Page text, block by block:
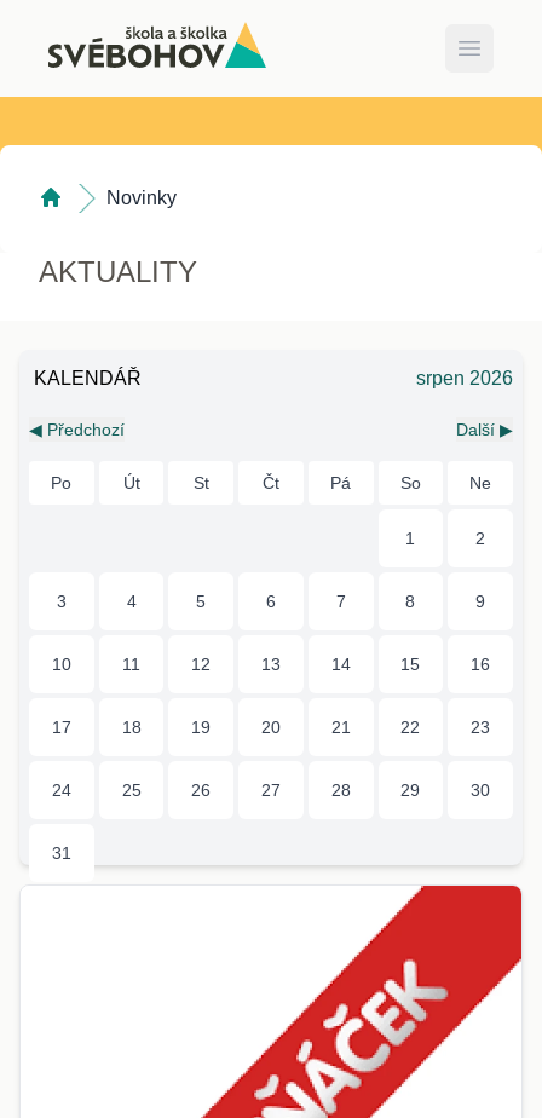
Open
Novinky
AKTUALITY
KALENDÁŘ srpen 2026
◀ Předchozí Další ▶
Po Út St Čt Pá So Ne
1 2
3 4 5 6 7 8 9
10 11 12 13 14 15 16
17 18 19 20 21 22 23
24 25 26 27 28 29 30
31